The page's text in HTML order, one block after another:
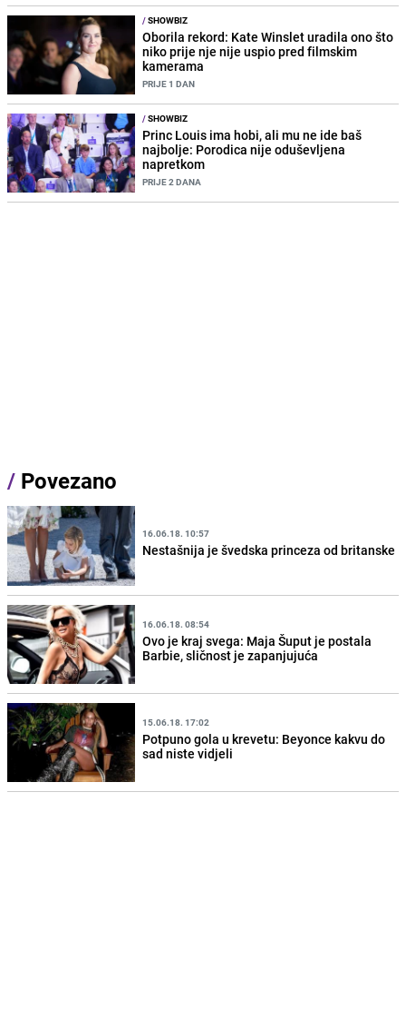
/SHOWBIZ
Oborila rekord: Kate Winslet uradila ono što
niko prije nje nije uspio pred filmskim
kamerama
PRIJE 1 DAN
/SHOWBIZ
Princ Louis ima hobi, ali mu ne ide baš
najbolje: Porodica nije oduševljena
napretkom
PRIJE 2 DANA
/ Povezano
16.06.18. 10:57
Nestašnija je švedska princeza od britanske
16.06.18. 08:54
Ovo je kraj svega: Maja Šuput je postala
Barbie, sličnost je zapanjujuća
15.06.18. 17:02
Potpuno gola u krevetu: Beyonce kakvu do
sad niste vidjeli